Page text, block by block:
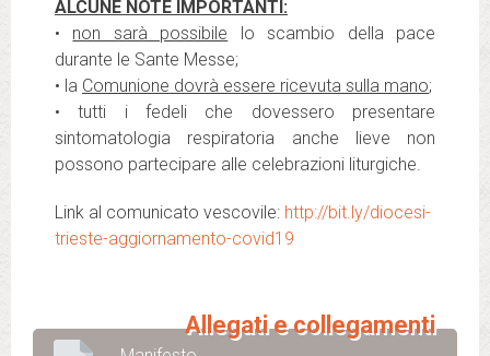
ALCUNE NOTE IMPORTANTI:
• non sarà possibile lo scambio della pace
durante le Sante Messe;
• la Comunione dovrà essere ricevuta sulla mano;
• tutti i fedeli che dovessero presentare
sintomatologia respiratoria anche lieve non
possono partecipare alle celebrazioni liturgiche.
Link al comunicato vescovile: http://bit.ly/diocesi-
trieste-aggiornamento-covid19
Allegati e collegamenti